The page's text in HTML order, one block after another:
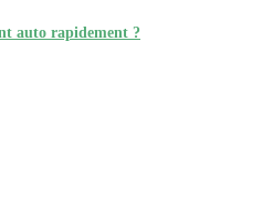
auto rapidement ?